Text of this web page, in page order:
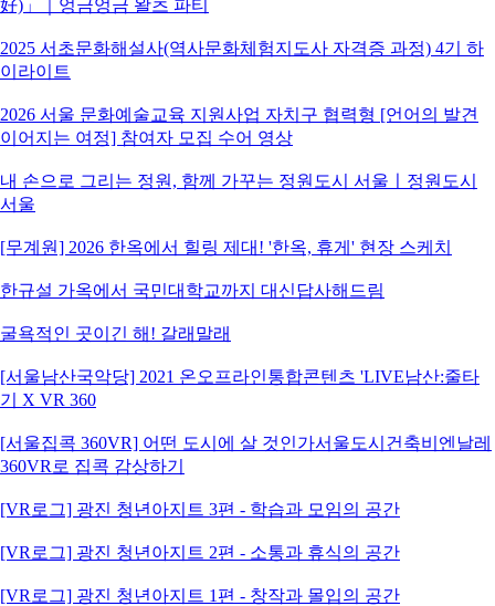
好)」｜엉금엉금 왈츠 파티
2025 서초문화해설사(역사문화체험지도사 자격증 과정) 4기 하
이라이트
2026 서울 문화예술교육 지원사업 자치구 협력형 [언어의 발견
이어지는 여정] 참여자 모집 수어 영상
내 손으로 그리는 정원, 함께 가꾸는 정원도시 서울ㅣ정원도시
서울
[무계원] 2026 한옥에서 힐링 제대! '한옥, 휴게' 현장 스케치
한규설 가옥에서 국민대학교까지 대신답사해드림
굴욕적인 곳이긴 해! 갈래말래
[서울남산국악당] 2021 온오프라인통합콘텐츠 'LIVE남산:줄타
기 X VR 360
[서울집콕 360VR] 어떤 도시에 살 것인가서울도시건축비엔날레
360VR로 집콕 감상하기
[VR로그] 광진 청년아지트 3편 - 학습과 모임의 공간
[VR로그] 광진 청년아지트 2편 - 소통과 휴식의 공간
[VR로그] 광진 청년아지트 1편 - 창작과 몰입의 공간